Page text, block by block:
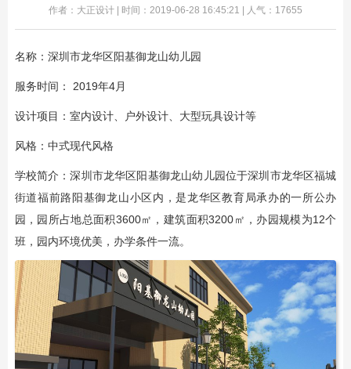
作者：大正设计 | 时间：2019-06-28 16:45:21 | 人气：17655
名称：深圳市龙华区阳基御龙山幼儿园
服务时间： 2019年4月
设计项目：室内设计、户外设计、大型玩具设计等
风格：中式现代风格
学校简介：深圳市龙华区阳基御龙山幼儿园位于深圳市龙华区福城
街道福前路阳基御龙山小区内，是龙华区教育局承办的一所公办
园，园所占地总面积3600㎡，建筑面积3200㎡，办园规模为12个
班，园内环境优美，办学条件一流。